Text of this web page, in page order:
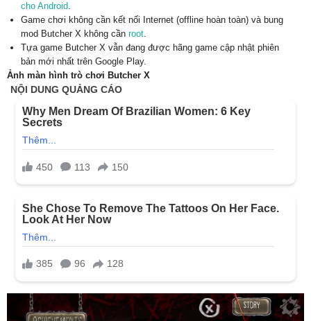
cho Android.
Game chơi không cần kết nối Internet (offline hoàn toàn) và bung
mod Butcher X không cần root.
Tựa game Butcher X vẫn đang được hãng game cập nhật phiên
bản mới nhất trên Google Play.
Ảnh màn hình trò chơi Butcher X